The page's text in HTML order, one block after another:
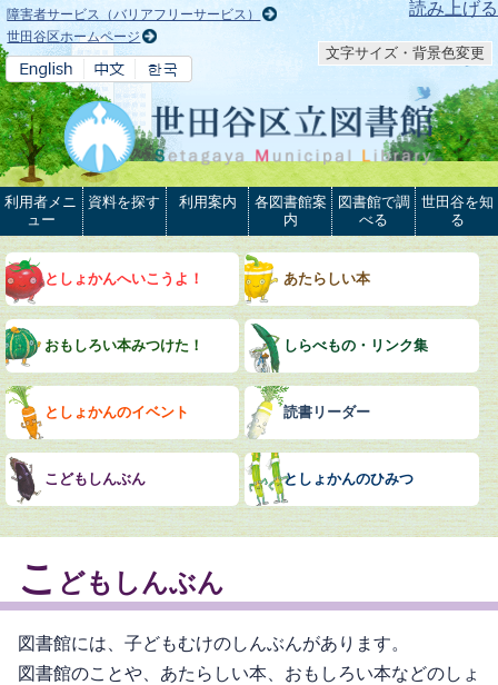
本文へ 読み上げる
障害者サービス（バリアフリーサービス）
世田谷区ホームページ
文字サイズ・背景色変更
利用者メニ
ュー
資料を探す 利用案内
各図書館案
内
図書館で調
べる
世田谷を知
る
こ どもしんぶん
図書館には、子どもむけのしんぶんがあります。
図書館のことや、あたらしい本、おもしろい本などのしょ
としょかんへいこうよ！ あたらしい本
おもしろい本みつけた！ しらべもの・リンク集
としょかんのイベント 読書リーダー
こどもしんぶん としょかんのひみつ